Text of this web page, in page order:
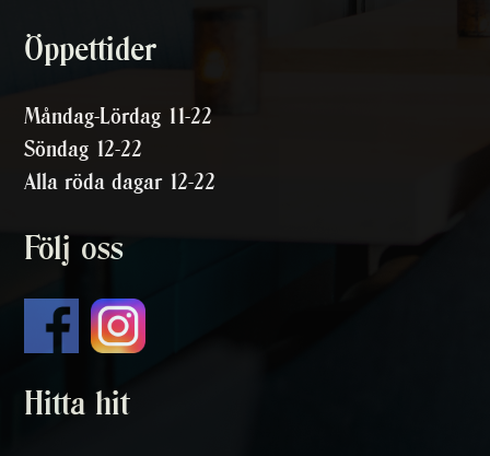
Öppettider
Måndag-Lördag 11-22
Söndag 12-22
Alla röda dagar 12-22
Följ oss
Hitta hit